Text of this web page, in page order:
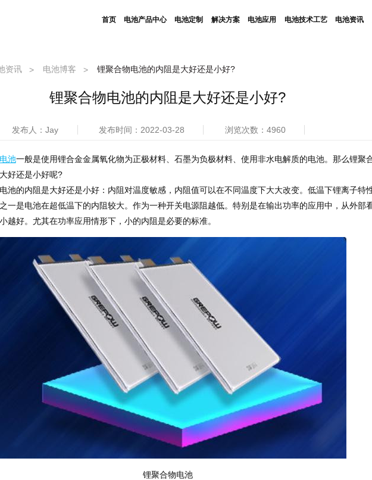
首页 电池产品中心 电池定制 解决方案 电池应用 电池技术工艺 电池资讯
资讯 > 电池博客 > 锂聚合物电池的内阻是大好还是小好?
锂聚合物电池的内阻是大好还是小好?
发布人：Jay 发布时间：2022-03-28 浏览次数：4960
池一般是使用锂合金金属氧化物为正极材料、石墨为负极材料、使用非水电解质的电池。那么锂聚
好还是小好呢?
的内阻是大好还是小好：内阻对温度敏感，内阻值可以在不同温度下大大改变。低温下锂离子特
一是电池在超低温下的内阻较大。作为一种开关电源阻越低。特别是在输出功率的应用中，从外部
越好。尤其在功率应用情形下，小的内阻是必要的标准。
锂聚合物电池